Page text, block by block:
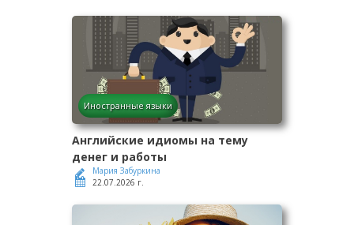
Иностранные языки
Английские идиомы на тему
денег и работы
Мария Забуркина
22.07.2026 г.